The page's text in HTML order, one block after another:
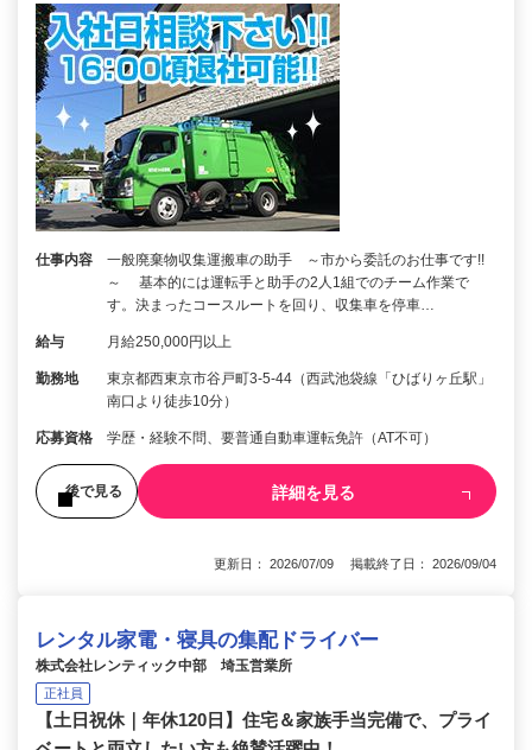
仕事内容
一般廃棄物収集運搬車の助手 ～市から委託のお仕事です!!
～ 基本的には運転手と助手の2人1組でのチーム作業で
す。決まったコースルートを回り、収集車を停車…
給与 月給250,000円以上
勤務地
東京都西東京市谷戸町3-5-44（西武池袋線「ひばりヶ丘駅」
南口より徒歩10分）
応募資格 学歴・経験不問、要普通自動車運転免許（AT不可）
後で見る 詳細を見る
更新日： 2026/07/09 掲載終了日： 2026/09/04
レンタル家電・寝具の集配ドライバー
株式会社レンティック中部 埼玉営業所
正社員
【土日祝休｜年休120日】住宅＆家族手当完備で、プライ